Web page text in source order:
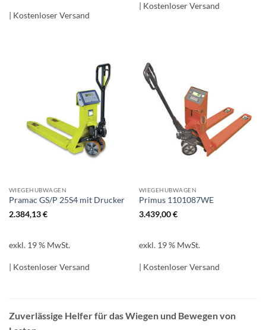
| Kostenloser Versand
| Kostenloser Versand
WIEGEHUBWAGEN
Pramac GS/P 25S4 mit Drucker
2.384,13€
exkl. 19 % MwSt.
| Kostenloser Versand
WIEGEHUBWAGEN
Primus 1101087WE
3.439,00€
exkl. 19 % MwSt.
| Kostenloser Versand
Zuverlässige Helfer für das Wiegen und Bewegen von